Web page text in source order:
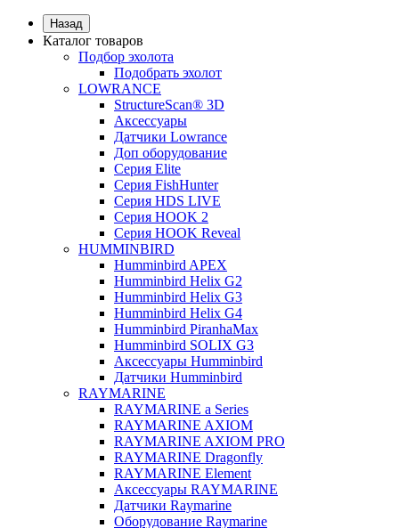
Назад
Каталог товаров
Подбор эхолота
Подобрать эхолот
LOWRANCE
StructureScan® 3D
Аксессуары
Датчики Lowrance
Доп оборудование
Серия Elite
Серия FishHunter
Серия HDS LIVE
Серия HOOK 2
Серия HOOK Reveal
HUMMINBIRD
Humminbird APEX
Humminbird Helix G2
Humminbird Helix G3
Humminbird Helix G4
Humminbird PiranhaMax
Humminbird SOLIX G3
Аксессуары Humminbird
Датчики Humminbird
RAYMARINE
RAYMARINE a Series
RAYMARINE AXIOM
RAYMARINE AXIOM PRO
RAYMARINE Dragonfly
RAYMARINE Element
Аксессуары RAYMARINE
Датчики Raymarine
Оборудование Raymarine